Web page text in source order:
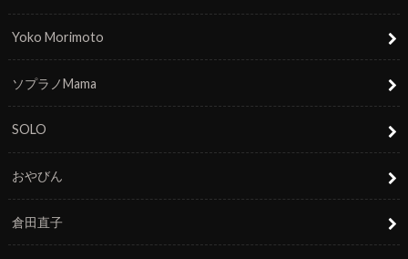
Yoko Morimoto
ソプラノMama
SOLO
おやびん
倉田直子